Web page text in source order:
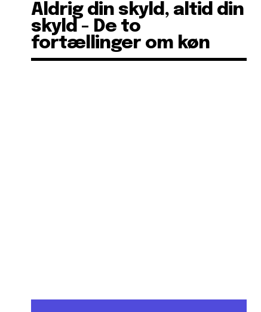
Aldrig din skyld, altid din
skyld - De to
fortællinger om køn